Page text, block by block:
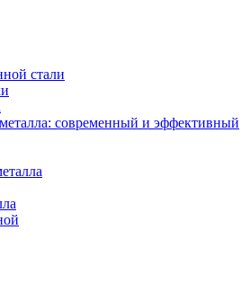
стали
металла: современный и эффективный